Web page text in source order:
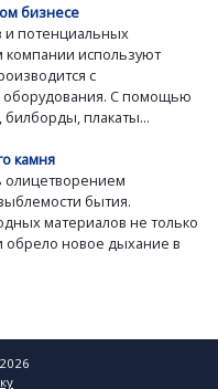
бизнесе
и потенциальных
компании используют
с
С помощью
плакаты...
камня
олицетворением
бытия.
материалов не только
обрело новое дыхание в